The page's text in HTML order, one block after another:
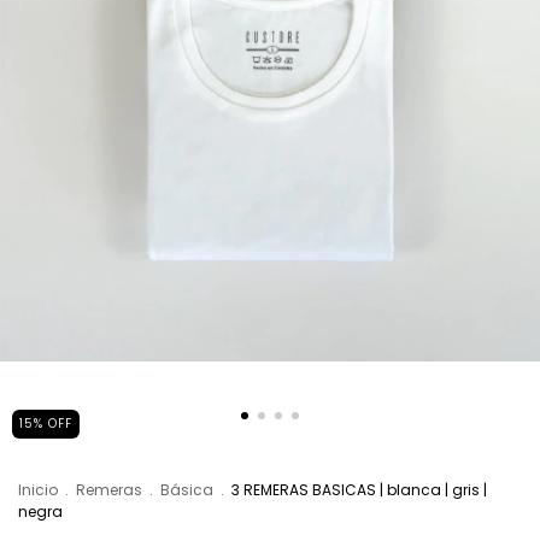
15% OFF
Inicio . Remeras . Básica . 3 REMERAS BASICAS | blanca | gris |
negra